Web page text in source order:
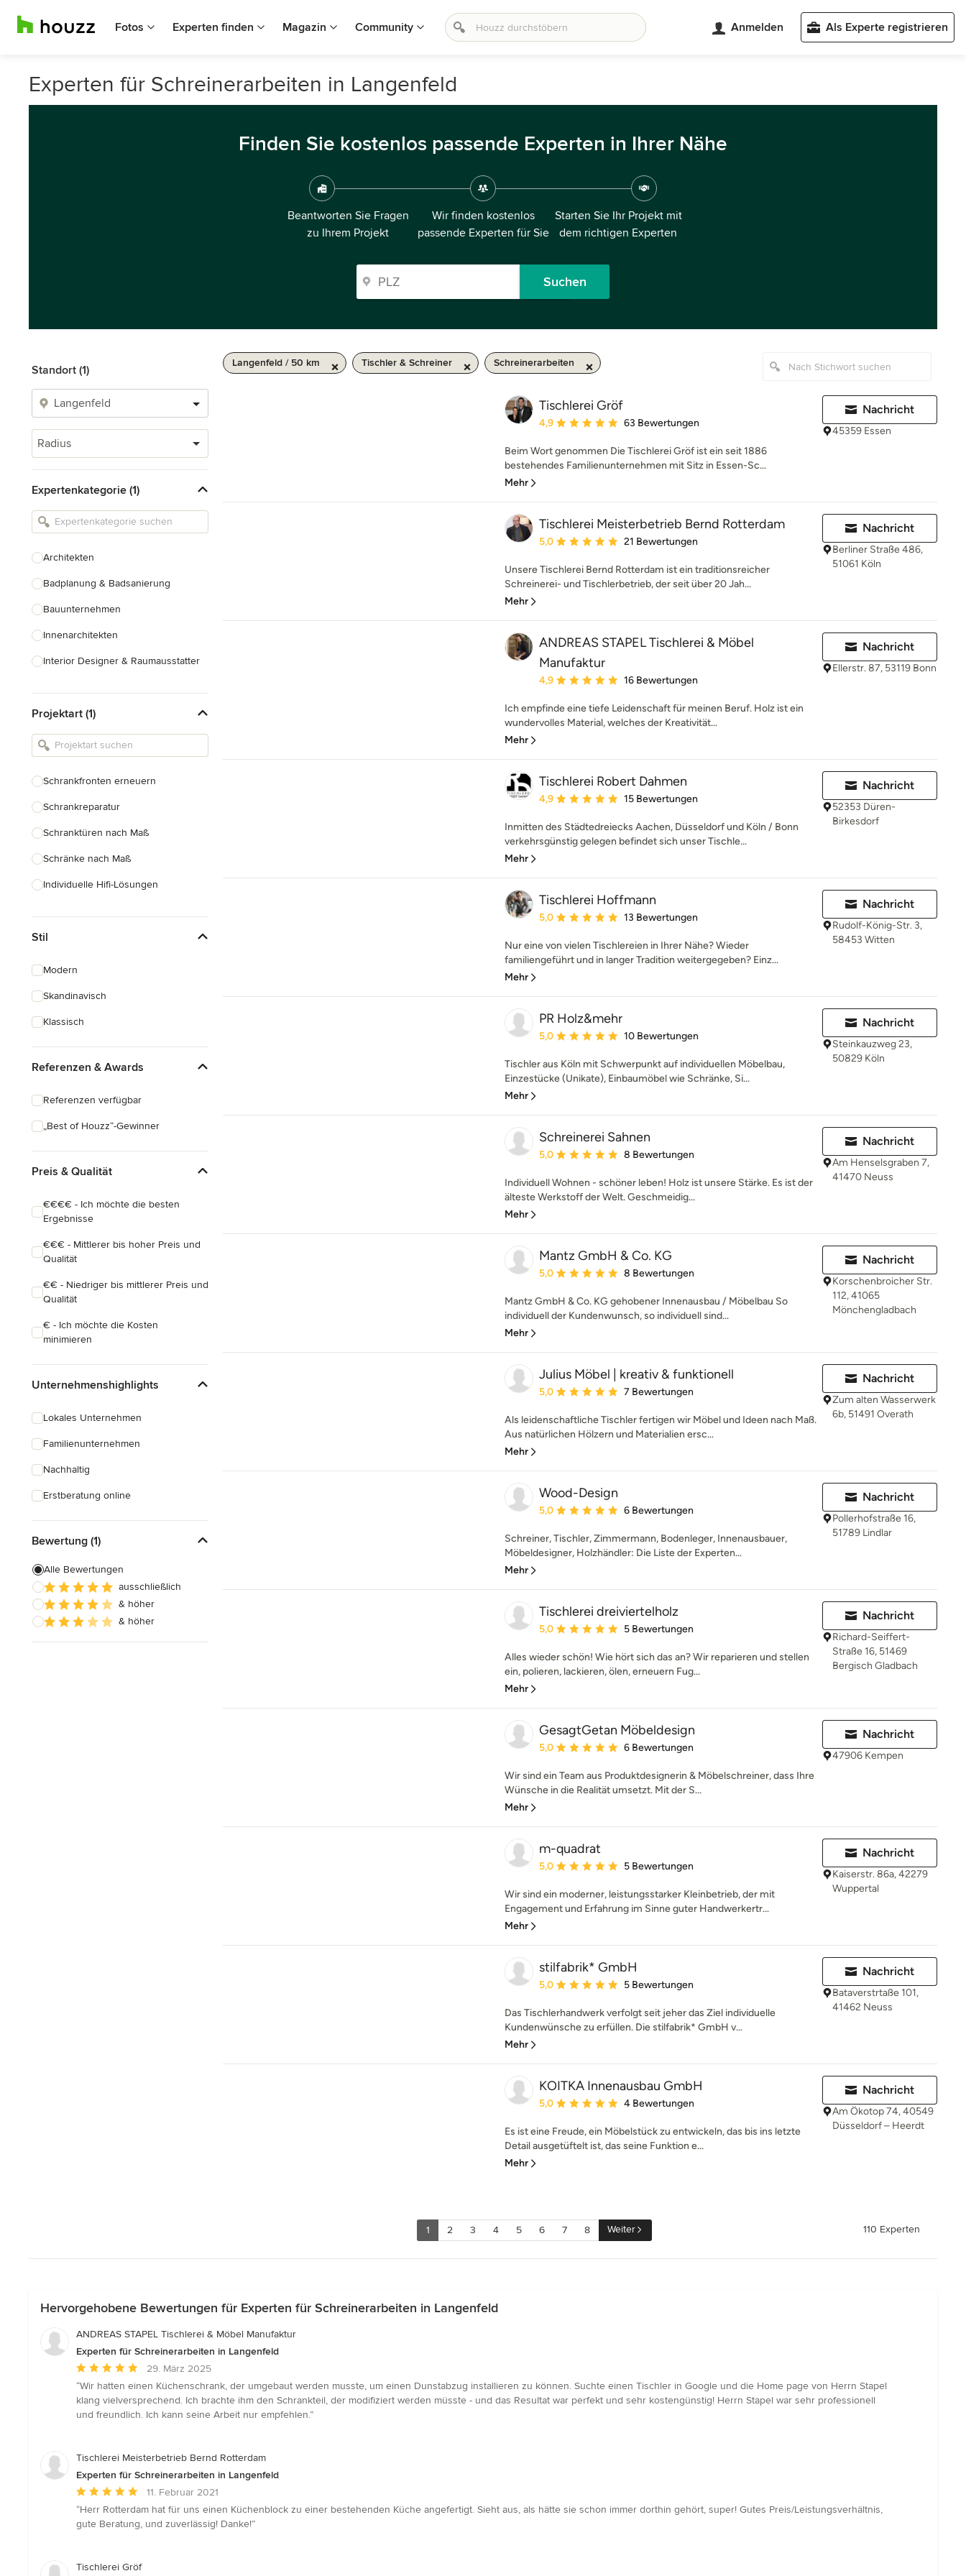
Fotos Experten finden Magazin Community Anmelden Als Experte registrieren
Experten für Schreinerarbeiten in Langenfeld
Finden Sie kostenlos passende Experten in Ihrer Nähe
Beantworten Sie Fragen
zu Ihrem Projekt
Wir finden kostenlos
passende Experten für Sie
Starten Sie Ihr Projekt mit
dem richtigen Experten
Suchen
Standort (1)
Radius
Expertenkategorie (1)
Architekten
Badplanung & Badsanierung
Bauunternehmen
Innenarchitekten
Interior Designer & Raumausstatter
Landschaftsarchitekten
Armaturen & Sanitärbedarf
Projektart (1)
Schrankfronten erneuern
Schrankreparatur
Schranktüren nach Maß
Schränke nach Maß
Individuelle Hifi-Lösungen
Küchenschränke nach Maß
Alle anzeigen
Stil
Modern
Skandinavisch
Klassisch
Referenzen & Awards
Referenzen verfügbar
„Best of Houzz“-Gewinner
Preis & Qualität
€€€€ - Ich möchte die besten
Ergebnisse
€€€ - Mittlerer bis hoher Preis und
Qualität
€€ - Niedriger bis mittlerer Preis und
Qualität
€ - Ich möchte die Kosten
minimieren
Unternehmenshighlights
Lokales Unternehmen
Familienunternehmen
Nachhaltig
Erstberatung online
Bewertung (1)
Alle Bewertungen
ausschließlich
& höher
& höher
Langenfeld / 50 km Tischler & Schreiner Schreinerarbeiten
Tischlerei Gröf
Durchschnittliche Bewertung: 4.9 von 5 Sternen
4,9 63 Bewertungen
Beim Wort genommen Die Tischlerei Gröf ist ein seit 1886
bestehendes Familienunternehmen mit Sitz in Essen-Sc...
Mehr
Nachricht
45359 Essen
Tischlerei Meisterbetrieb Bernd Rotterdam
Durchschnittliche Bewertung: 5 von 5 Sternen
5,0 21 Bewertungen
Unsere Tischlerei Bernd Rotterdam ist ein traditionsreicher
Schreinerei- und Tischlerbetrieb, der seit über 20 Jah...
Mehr
Nachricht
Berliner Straße 486,
51061 Köln
ANDREAS STAPEL Tischlerei & Möbel
Manufaktur
Durchschnittliche Bewertung: 4.9 von 5 Sternen
4,9 16 Bewertungen
Ich empfinde eine tiefe Leidenschaft für meinen Beruf. Holz ist ein
wundervolles Material, welches der Kreativität...
Mehr
Nachricht
Ellerstr. 87, 53119 Bonn
Tischlerei Robert Dahmen
Durchschnittliche Bewertung: 4.9 von 5 Sternen
4,9 15 Bewertungen
Inmitten des Städtedreiecks Aachen, Düsseldorf und Köln / Bonn
verkehrsgünstig gelegen befindet sich unser Tischle...
Mehr
Nachricht
52353 Düren-
Birkesdorf
Tischlerei Hoffmann
Durchschnittliche Bewertung: 5 von 5 Sternen
5,0 13 Bewertungen
Nur eine von vielen Tischlereien in Ihrer Nähe? Wieder
familiengeführt und in langer Tradition weitergegeben? Einz...
Mehr
Nachricht
Rudolf-König-Str. 3,
58453 Witten
PR Holz&mehr
Durchschnittliche Bewertung: 5 von 5 Sternen
5,0 10 Bewertungen
Tischler aus Köln mit Schwerpunkt auf individuellen Möbelbau,
Einzestücke (Unikate), Einbaumöbel wie Schränke, Si...
Mehr
Nachricht
Steinkauzweg 23,
50829 Köln
Schreinerei Sahnen
Durchschnittliche Bewertung: 5 von 5 Sternen
5,0 8 Bewertungen
Individuell Wohnen - schöner leben! Holz ist unsere Stärke. Es ist der
älteste Werkstoff der Welt. Geschmeidig...
Mehr
Nachricht
Am Henselsgraben 7,
41470 Neuss
Mantz GmbH & Co. KG
Durchschnittliche Bewertung: 5 von 5 Sternen
5,0 8 Bewertungen
Mantz GmbH & Co. KG gehobener Innenausbau / Möbelbau So
individuell der Kundenwunsch, so individuell sind...
Mehr
Nachricht
Korschenbroicher Str.
112, 41065
Mönchengladbach
Julius Möbel | kreativ & funktionell
Durchschnittliche Bewertung: 5 von 5 Sternen
5,0 7 Bewertungen
Als leidenschaftliche Tischler fertigen wir Möbel und Ideen nach Maß.
Aus natürlichen Hölzern und Materialien ersc...
Mehr
Nachricht
Zum alten Wasserwerk
6b, 51491 Overath
Wood-Design
Durchschnittliche Bewertung: 5 von 5 Sternen
5,0 6 Bewertungen
Schreiner, Tischler, Zimmermann, Bodenleger, Innenausbauer,
Möbeldesigner, Holzhändler: Die Liste der Experten...
Mehr
Nachricht
Pollerhofstraße 16,
51789 Lindlar
Tischlerei dreiviertelholz
Durchschnittliche Bewertung: 5 von 5 Sternen
5,0 5 Bewertungen
Alles wieder schön! Wie hört sich das an? Wir reparieren und stellen
ein, polieren, lackieren, ölen, erneuern Fug...
Mehr
Nachricht
Richard-Seiffert-
Straße 16, 51469
Bergisch Gladbach
GesagtGetan Möbeldesign
Durchschnittliche Bewertung: 5 von 5 Sternen
5,0 6 Bewertungen
Wir sind ein Team aus Produktdesignerin & Möbelschreiner, dass Ihre
Wünsche in die Realität umsetzt. Mit der S...
Mehr
Nachricht
47906 Kempen
m-quadrat
Durchschnittliche Bewertung: 5 von 5 Sternen
5,0 5 Bewertungen
Wir sind ein moderner, leistungsstarker Kleinbetrieb, der mit
Engagement und Erfahrung im Sinne guter Handwerkertr...
Mehr
Nachricht
Kaiserstr. 86a, 42279
Wuppertal
stilfabrik* GmbH
Durchschnittliche Bewertung: 5 von 5 Sternen
5,0 5 Bewertungen
Das Tischlerhandwerk verfolgt seit jeher das Ziel individuelle
Kundenwünsche zu erfüllen. Die stilfabrik* GmbH v...
Mehr
Nachricht
Bataverstrtaße 101,
41462 Neuss
KOITKA Innenausbau GmbH
Durchschnittliche Bewertung: 5 von 5 Sternen
5,0 4 Bewertungen
Es ist eine Freude, ein Möbelstück zu entwickeln, das bis ins letzte
Detail ausgetüftelt ist, das seine Funktion e...
Mehr
Nachricht
Am Ökotop 74, 40549
Düsseldorf – Heerdt
1 2 3 4 5 6 7 8 Weiter 110 Experten
Hervorgehobene Bewertungen für Experten für Schreinerarbeiten in Langenfeld
ANDREAS STAPEL Tischlerei & Möbel Manufaktur
Experten für Schreinerarbeiten in Langenfeld
Durchschnittliche
Bewertung:
5
von
29. März 2025
“Wir hatten einen Küchenschrank, der umgebaut werden musste, um einen Dunstabzug installieren zu können. Suchte einen Tischler in Google und die Home page von Herrn Stapel
klang vielversprechend. Ich brachte ihm den Schrankteil, der modifiziert werden müsste - und das Resultat war perfekt und sehr kostengünstig! Herrn Stapel war sehr professionell
und freundlich. Ich kann seine Arbeit nur empfehlen.”
Tischlerei Meisterbetrieb Bernd Rotterdam
Experten für Schreinerarbeiten in Langenfeld
Durchschnittliche
Bewertung:
5
Sternen
11. Februar 2021
“Herr Rotterdam hat für uns einen Küchenblock zu einer bestehenden Küche angefertigt. Sieht aus, als hätte sie schon immer dorthin gehört, super! Gutes Preis/Leistungsverhältnis,
gute Beratung, und zuverlässig! Danke!”
Tischlerei Gröf